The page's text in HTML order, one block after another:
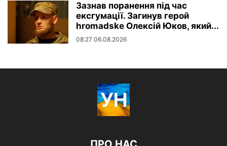
Зазнав поранення під час
ексгумації. Загинув герой
hromadske Олексій Юков, який...
08:27 06.08.2026